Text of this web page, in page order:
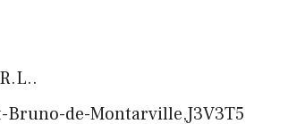
de-Montarville,J3V3T5